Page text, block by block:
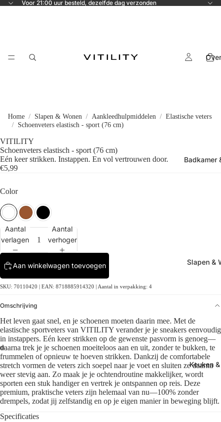
Voor 21:00 uur besteld, dezelfde dag verzonden
Over
Badkamer
Slapen &
Keuken
Home Slapen & Wonen Aankleedhulpmiddelen
Elastische veters
Schoenveters elastisch - sport (76 cm)
VITILITY
Schoenveters elastisch - sport (76 cm)
Eén keer strikken. Instappen. En vol vertrouwen door.
€5,99
Color
Aantal
verlagen
Aantal
verhogen
Aan winkelwagen toevoegen
SKU: 70110420 | EAN: 8718885914320 | Aantal in verpakking: 4
Omschrijving
Het leven gaat snel, en je schoenen moeten daarin mee. Met de
elastische sportveters van VITILITY verander je je sneakers eenvoudig
in instappers. Eén keer strikken op de gewenste pasvorm is genoeg—
daarna trek je je schoenen moeiteloos aan en uit, zonder te bukken, te
frummelen of opnieuw te hoeven strikken. Dankzij de comfortabele
stretch vormen de veters zich soepel naar je voet en sluiten ze daarna
weer stevig aan. Zo maak je je ochtendroutine makkelijker, wordt
sporten een stuk handiger en vertrek je ontspannen op reis. Deze
premium, praktische veters zijn helemaal van nu—100% zonder
drempels, zodat jij zelfstandig en op je eigen manier in beweging blijft.
Specificaties